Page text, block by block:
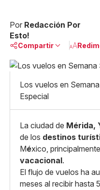
Por Redacción Por
Esto!
Compartir
Facebook
X
Whatsapp
Copiar enlace
Los vuelos en
Especial
La ciudad de Mérida,
de los destinos
México,
vacacional.
El flujo de vuelos ha
meses al recibir hasta